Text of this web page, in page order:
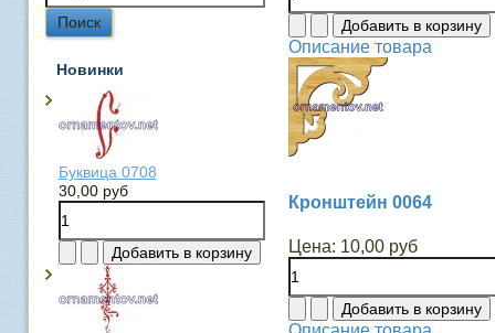
Новинки
Буквица 0708
30,00 руб
Описание товара
Кронштейн 0064
Цена: 10,00 руб